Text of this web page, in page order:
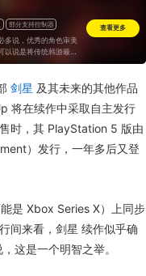
部分支持控制器
多说，优秀的角色审美
说是将传统韩游最出
无愧为韩游转型单机最
查看更多
剑星 及其未来的其他作品
将在续作中采取自主发行
时，其 PlayStation 5 版由
）发行，一年多后又登
是 Xbox Series X）上同步
间来看，剑星 续作似乎确
这是一个明智之举。